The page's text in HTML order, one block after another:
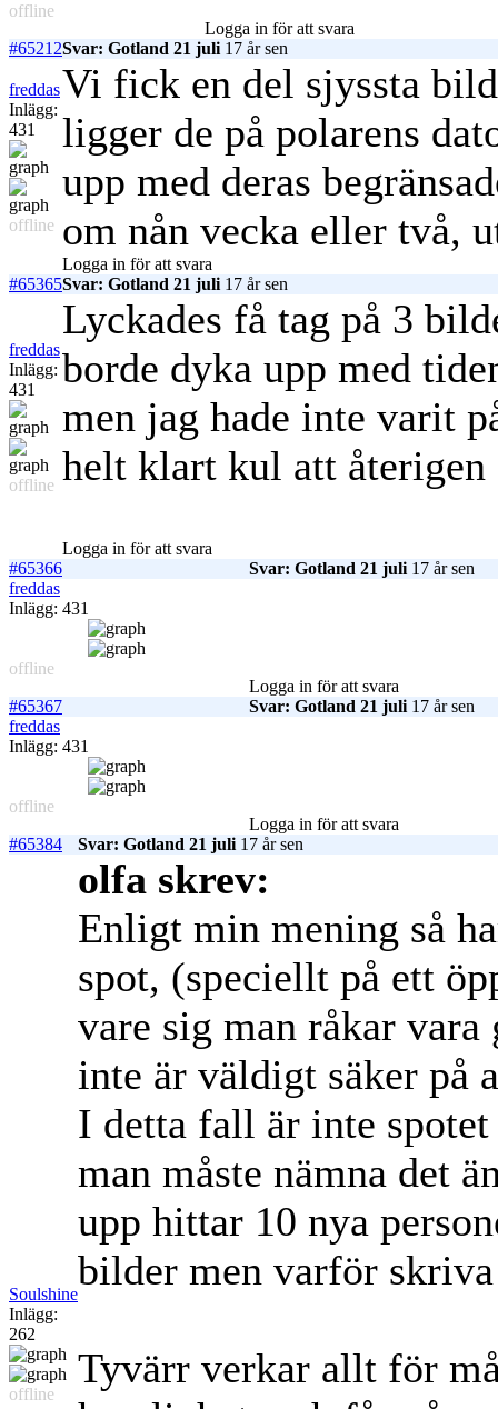
offline
Logga in för att svara
#65212Svar: Gotland 21 juli17 år sen
freddas
Inlägg:
431
offline
Vi fick en del sjyssta
ligger de på polarens
upp med deras
om nån vecka eller två,
Logga in för att svara
#65365Svar: Gotland 21 juli17 år sen
freddas
Inlägg:
431
offline
Lyckades få tag på 3
borde dyka upp med
men jag hade inte varit
helt klart kul att
Logga in för att svara
#65366
Svar: Gotland 21 juli17 år sen
freddas
Inlägg: 431
offline
Logga in för att svara
#65367
Svar: Gotland 21 juli17 år sen
freddas
Inlägg: 431
offline
Logga in för att svara
#65384
Svar: Gotland 21 juli17 år sen
Soulshine
Inlägg:
262
offline
olfa skrev:
Enligt min mening så
spot, (speciellt på ett
vare sig man råkar
inte är väldigt säker på
I detta fall är inte
man måste nämna det
upp hittar 10 nya
bilder men varför
Tyvärr verkar allt för